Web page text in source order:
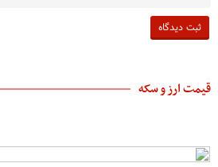
قیمت ارز و سکه